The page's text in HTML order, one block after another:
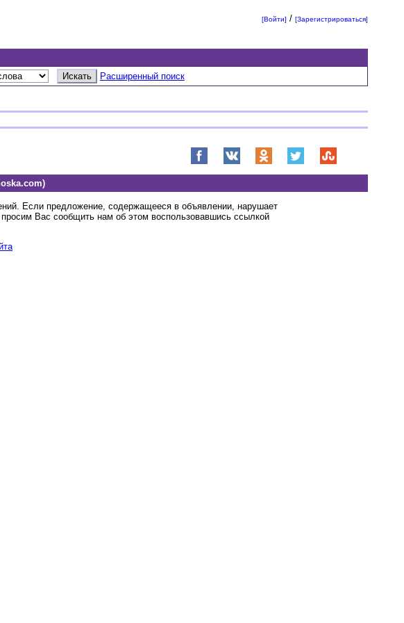
[Войти] /[Зарегистрироваться]
Расширенный поиск
Если предложение, содержащееся в объявлении, нарушает
Вас сообщить нам об этом воспользовавшись ссылкой